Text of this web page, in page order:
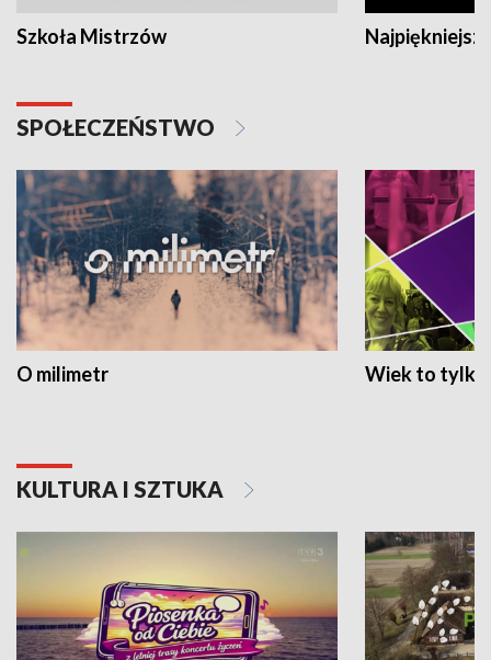
Szkoła Mistrzów
SPOŁECZEŃSTWO
O milimetr Wiek to tylko
KULTURA I SZTUKA